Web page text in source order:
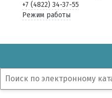
+7 (4822) 34-37-55
Режим работы